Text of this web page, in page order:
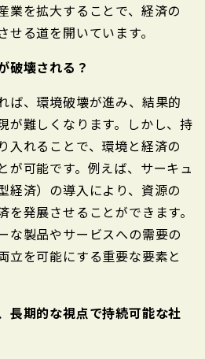
業を拡大することで、経済の
る道を開いています。
破壊される？
ば、環境破壊が進み、結果的
が難しくなります。しかし、持
入れることで、環境と経済の
が可能です。例えば、サーキュ
経済）の導入により、資源の
発展させることができます。
な製品やサービスへの需要の
立を可能にする重要な要素と
長期的な視点で持続可能な社